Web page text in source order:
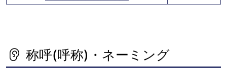
称呼(呼称)・ネーミング